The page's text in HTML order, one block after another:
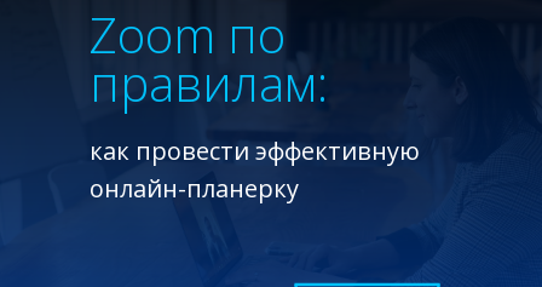
Zoom по
правилам:
как провести эффективную
онлайн-планерку